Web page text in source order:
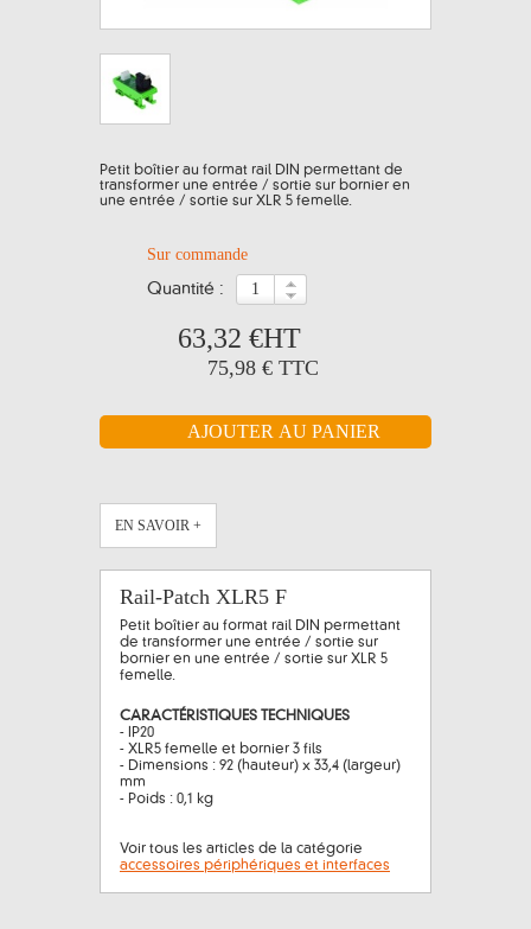
Petit boîtier au format rail DIN permettant de
transformer une entrée / sortie sur bornier en
une entrée / sortie sur XLR 5 femelle.
Sur commande
quantité :
63,32 €HT
75,98 € TTC
EN SAVOIR +
Rail-Patch XLR5 F
Petit boîtier au format rail DIN permettant
de transformer une entrée / sortie sur
bornier en une entrée / sortie sur XLR 5
femelle.
CARACTÉRISTIQUES TECHNIQUES
- IP20
- XLR5 femelle et bornier 3 fils
- Dimensions : 92 (hauteur) x 33,4 (largeur)
mm
- Poids : 0,1 kg
Voir tous les articles de la catégorie
accessoires périphériques et interfaces